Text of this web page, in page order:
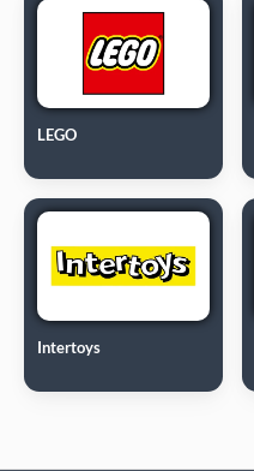
LEGO
Intertoys